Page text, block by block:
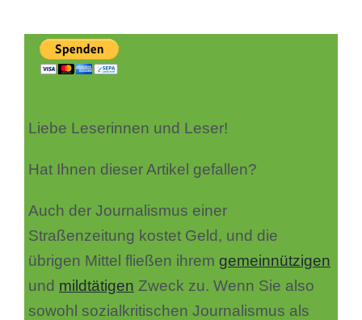
Liebe Leserinnen und Leser!
Hat Ihnen dieser Artikel gefallen?
Auch der Journalismus einer
Straßenzeitung kostet Geld, und die
übrigen Mittel fließen ihrem gemeinnützigen
und mildtätigen Zweck zu. Wenn Sie also
sowohl sozialkritischen Journalismus als